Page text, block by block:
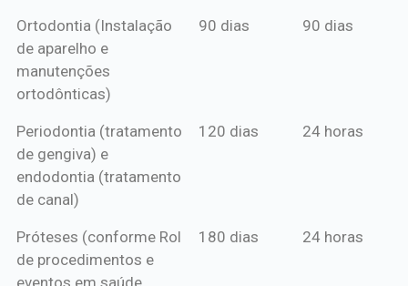
Ortodontia (Instalação
de aparelho e
manutenções
ortodônticas)
90 dias 90 dias
Periodontia (tratamento
de gengiva) e
endodontia (tratamento
de canal)
120 dias 24 horas
Próteses (conforme Rol
de procedimentos e
eventos em saúde
180 dias 24 horas